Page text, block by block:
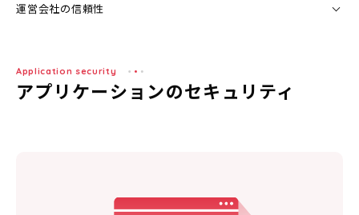
運営会社の信頼性
Application security
アプリケーションのセキュリティ